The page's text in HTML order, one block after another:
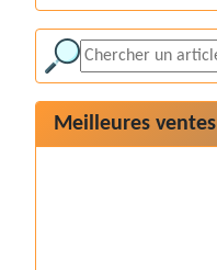
Meilleures ventes